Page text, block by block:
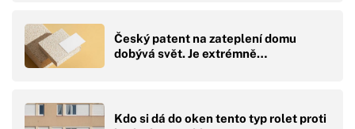
Český patent na zateplení domu
dobývá svět. Je extrémně…
Kdo si dá do oken tento typ rolet proti